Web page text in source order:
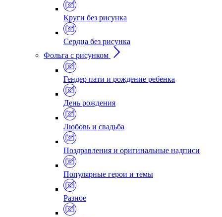
Круги без рисунка
Сердца без рисунка
Фольга с рисунком
Гендер пати и рождение ребенка
День рождения
Любовь и свадьба
Поздравления и оригинальные надписи
Популярные герои и темы
Разное